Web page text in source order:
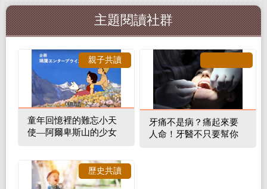
主題閱讀社群
童年回憶裡的難忘小天
使—阿爾卑斯山的少女
親子共讀
牙痛不是病？痛起來要
人命！牙醫不只要幫你
歷史共讀